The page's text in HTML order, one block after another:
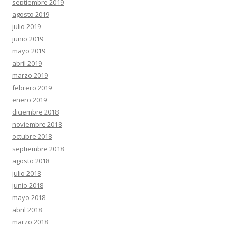
septiembre 2019
agosto 2019
julio 2019
junio 2019
mayo 2019
abril 2019
marzo 2019
febrero 2019
enero 2019
diciembre 2018
noviembre 2018
octubre 2018
septiembre 2018
agosto 2018
julio 2018
junio 2018
mayo 2018
abril 2018
marzo 2018